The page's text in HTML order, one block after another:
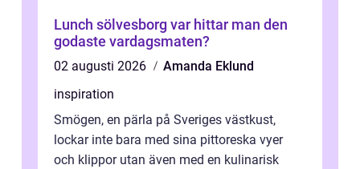
Lunch sölvesborg var hittar man den
godaste vardagsmaten?
02 augusti 2026
Amanda Eklund
inspiration
Smögen, en pärla på Sveriges västkust,
lockar inte bara med sina pittoreska vyer
och klippor utan även med en kulinarisk